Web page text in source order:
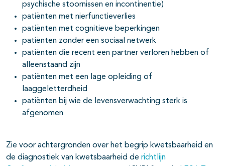
psychische stoornissen en incontinentie)
patiënten met nierfunctieverlies
patiënten met cognitieve beperkingen
patiënten zonder een sociaal netwerk
patiënten die recent een partner verloren hebben of
alleenstaand zijn
patiënten met een lage opleiding of
laaggeletterdheid
patiënten bij wie de levensverwachting sterk is
afgenomen
Zie voor achtergronden over het begrip kwetsbaarheid en
de diagnostiek van kwetsbaarheid de richtlijn